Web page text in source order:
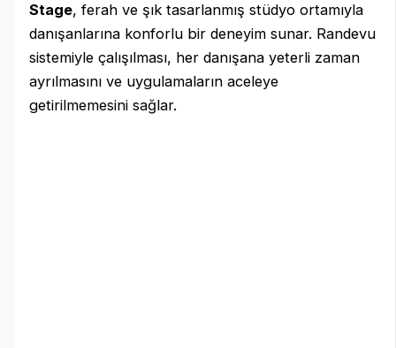
Stage, ferah ve şık tasarlanmış stüdyo ortamıyla
danışanlarına konforlu bir deneyim sunar. Randevu
sistemiyle çalışılması, her danışana yeterli zaman
ayrılmasını ve uygulamaların aceleye
getirilmemesini sağlar.